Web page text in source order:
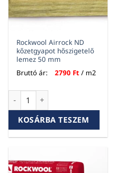
hőszigetelő lemez 30
Rockwool Airrock ND
kőzetgyapot hőszigetelő
lemez 50 mm
Bruttó ár:
2790 Ft / m2
Rockwool Airrock ND
KOSÁRBA TESZEM